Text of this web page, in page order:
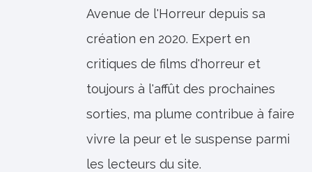
Avenue de l'Horreur depuis sa
création en 2020. Expert en
critiques de films d'horreur et
toujours à l'affût des prochaines
sorties, ma plume contribue à faire
vivre la peur et le suspense parmi
les lecteurs du site.